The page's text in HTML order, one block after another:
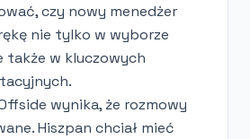
czy nowy menedżer
nie tylko w wyborze
także w kluczowych
wynika, że rozmowy
Hiszpan chciał mieć